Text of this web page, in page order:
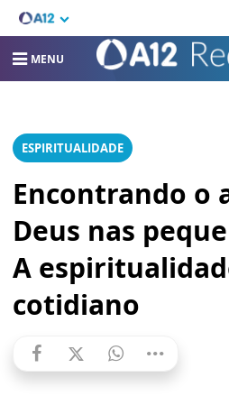
MENU
ESPIRITUALIDADE
Encontrando o
Deus nas
A
cotidiano